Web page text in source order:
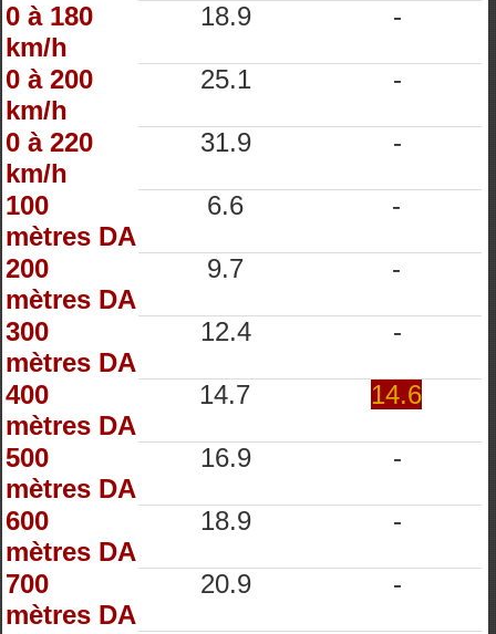
0 à 180
km/h
18.9 -
0 à 200
km/h
25.1 -
0 à 220
km/h
31.9 -
100
mètres DA
6.6 -
200
mètres DA
9.7 -
300
mètres DA
12.4 -
400
mètres DA
14.7 14.6
500
mètres DA
16.9 -
600
mètres DA
18.9 -
700
mètres DA
20.9 -